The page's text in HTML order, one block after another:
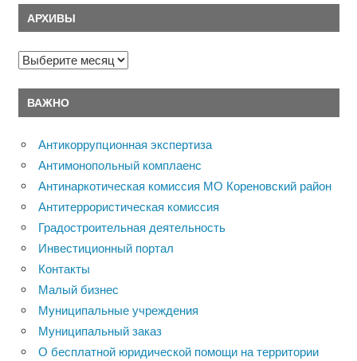
АРХИВЫ
Архивы
ВАЖНО
Антикоррупционная экспертиза
Антимонопольный комплаенс
Антинаркотическая комиссия МО Кореновский район
Антитеррористическая комиссия
Градостроительная деятельность
Инвестиционный портал
Контакты
Малый бизнес
Муниципальные учреждения
Муниципальный заказ
О бесплатной юридической помощи на территории